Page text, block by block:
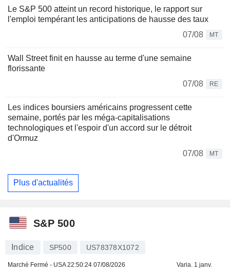
Le S&P 500 atteint un record historique, le rapport sur
l'emploi tempérant les anticipations de hausse des taux
07/08
MT
Wall Street finit en hausse au terme d'une semaine
florissante
07/08
RE
Les indices boursiers américains progressent cette
semaine, portés par les méga-capitalisations
technologiques et l'espoir d'un accord sur le détroit
d'Ormuz
07/08
MT
Plus d'actualités
S&P 500
Indice SP500 US78378X1072
Marché Fermé - USA22:50:24 07/08/2026 Varia. 1 janv.